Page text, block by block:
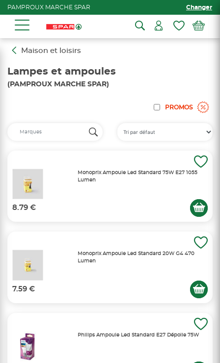
PAMPROUX MARCHE SPAR Changer
Maison et loisirs
Lampes et ampoules
(PAMPROUX MARCHE SPAR)
PROMOS
Monoprix Ampoule Led Standard 75W E27 1055
Lumen
8.79 €
Monoprix Ampoule Led Standard 20W G4 470
Lumen
7.59 €
Philips Ampoule Led Standard E27 Dépolie 75W